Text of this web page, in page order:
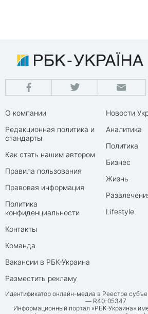
О компании
Редакционная политика и
стандарты
Как стать нашим автором
Правила пользования
Правовая информация
Политика
конфиденциальности
Контакты
Команда
Вакансии в РБК-Украина
Разместить рекламу
Новости
Аналитика
Политика
Бизнес
Жизнь
Lifestyle
Идентификатор онлайн-медиа в Реестре
— R40-05347
Информационный портал «РБК-Украина»